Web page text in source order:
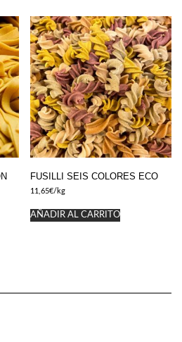
FUSILLI SEIS COLORES ECO
11,65€/kg
AÑADIR AL CARRITO